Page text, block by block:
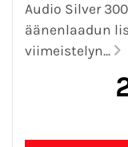
Audio Silver
äänenlaadun
viimeistelyn...